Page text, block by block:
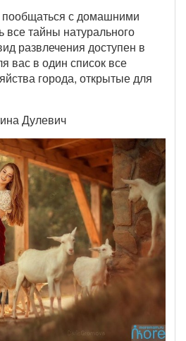
пообщаться с домашними
тайны натурального
развлечения доступен в
вас в один список все
города, открытые для
Дулевич